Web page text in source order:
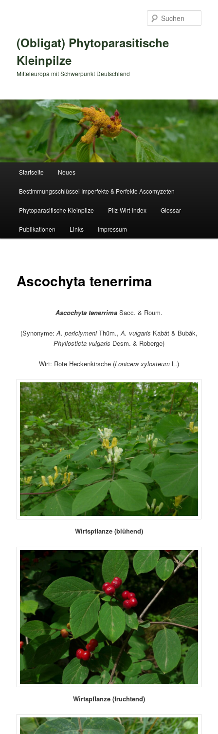
(Obligat) Phytoparasitische
Kleinpilze
Mitteleuropa mit Schwerpunkt Deutschland
Startseite Neues
Bestimmungsschlüssel Imperfekte & Perfekte Ascomyzeten
Phytoparasitische Kleinpilze Pilz-Wirt-Index Glossar
Publikationen Links Impressum
Ascochyta tenerrima
Ascochyta tenerrima Sacc. & Roum.
(Synonyme: A. periclymeniThüm., A. vulgaris Kabát & Bubák,
Phyllosticta vulgaris Desm. & Roberge)
Wirt: Rote Heckenkirsche (Lonicera xylosteum L.)
Wirtspflanze (blühend)
Wirtspflanze (fruchtend)